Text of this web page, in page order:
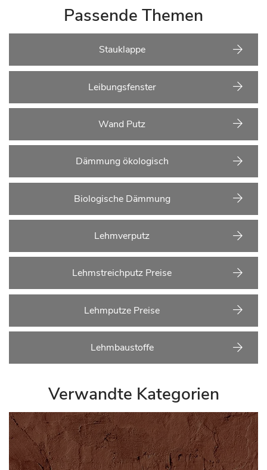
Passende Themen
Stauklappe
Leibungsfenster
Wand Putz
Dämmung ökologisch
Biologische Dämmung
Lehmverputz
Lehmstreichputz Preise
Lehmputze Preise
Lehmbaustoffe
Verwandte Kategorien